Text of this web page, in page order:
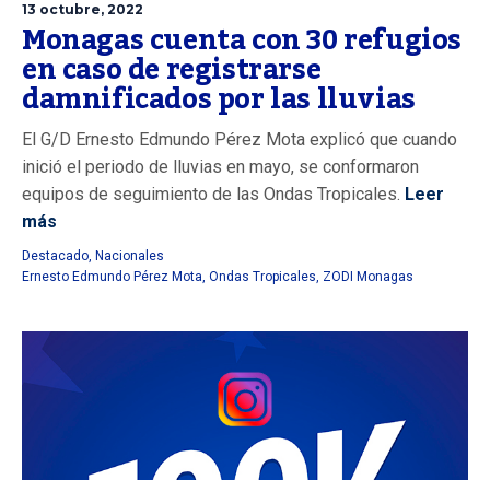
13 octubre, 2022
Monagas cuenta con 30 refugios
en caso de registrarse
damnificados por las lluvias
El G/D Ernesto Edmundo Pérez Mota explicó que cuando
inició el periodo de lluvias en mayo, se conformaron
equipos de seguimiento de las Ondas Tropicales. Leer
más
Destacado, Nacionales
Ernesto Edmundo Pérez Mota, Ondas Tropicales, ZODI Monagas